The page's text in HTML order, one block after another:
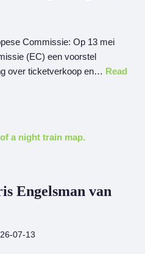
Commissie: Op 13 mei
(EC) een voorstel
over ticketverkoop en… Read
Engelsman van
07-13